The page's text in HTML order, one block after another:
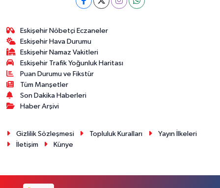
Eskişehir Nöbetçi Eczaneler
Eskişehir Hava Durumu
Eskişehir Namaz Vakitleri
Eskişehir Trafik Yoğunluk Haritası
Puan Durumu ve Fikstür
Tüm Manşetler
Son Dakika Haberleri
Haber Arşivi
Gizlilik Sözleşmesi Topluluk Kuralları
Yayın İlkeleri
İletişim
Künye